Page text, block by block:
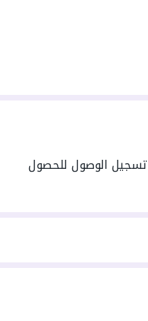
5 أيام قبل تسجيل الوصول للحصول